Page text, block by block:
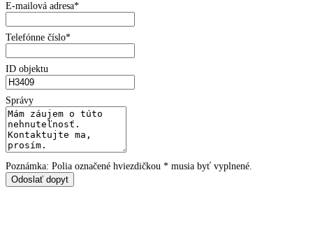
E-mailová adresa*
Telefónne číslo*
ID objektu
Správy
Poznámka: Polia označené hviezdičkou * musia byť vyplnené.